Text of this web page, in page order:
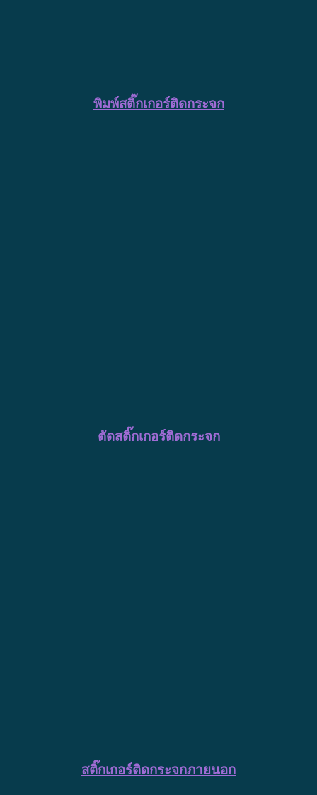
พิมพ์สติ๊กเกอร์ติดกระจก
ตัดสติ๊กเกอร์ติดกระจก
สติ๊กเกอร์ติดกระจกภายนอก